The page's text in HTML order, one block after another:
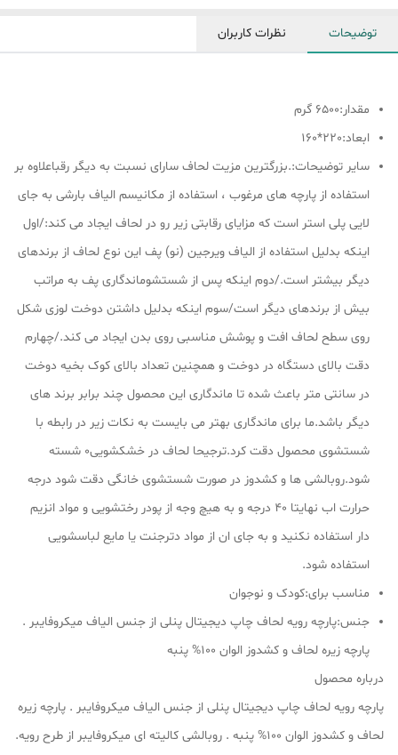
توضیحات نظرات کاربران
مقدار:6500 گرم
ابعاد:220*160
سایر توضیحات:.بزرگترین مزیت لحاف سارای نسبت به دیگر رقباعلاوه بر
استفاده از پارچه های مرغوب ، استفاده از مکانیسم الیاف بارشی به جای
لایی پلی استر است که مزایای رقابتی زیر رو در لحاف ایجاد می کند:/اول
اینکه بدلیل استفاده از الیاف ویرجین (نو) پف این نوع لحاف از برندهای
دیگر بیشتر است./دوم اینکه پس از شستشوماندگاری پف به مراتب
بیش از برندهای دیگر است/سوم اینکه بدلیل داشتن دوخت لوزی شکل
روی سطح لحاف افت و پوشش مناسبی روی بدن ایجاد می کند./چهارم
دقت بالای دستگاه در دوخت و همچنین تعداد بالای کوک بخیه دوخت
در سانتی متر باعث شده تا ماندگاری این محصول چند برابر برند های
دیگر باشد.ما برای ماندگاری بهتر می بایست به نکات زیر در رابطه با
شستشوی محصول دقت کرد.ترجیحا لحاف در خشکشویی0 شسته
شود.روبالشی ها و کشدوز در صورت شستشوی خانگی دقت شود درجه
حرارت اب نهایتا 40 درجه و به هیچ وجه از پودر رختشویی و مواد انزیم
دار استفاده نکنید و به جای ان از مواد دترجنت یا مایع لباسشویی
استفاده شود.
مناسب برای:کودک و نوجوان
جنس:پارچه رویه لحاف چاپ دیجیتال پنلی از جنس الیاف میکروفایبر .
پارچه زیره لحاف و کشدوز الوان 100% پنبه
درباره محصول
پارچه رویه لحاف چاپ دیجیتال پنلی از جنس الیاف میکروفایبر . پارچه زیره
لحاف و کشدوز الوان 100% پنبه . روبالشی کالیته ای میکروفایبر از طرح رویه.